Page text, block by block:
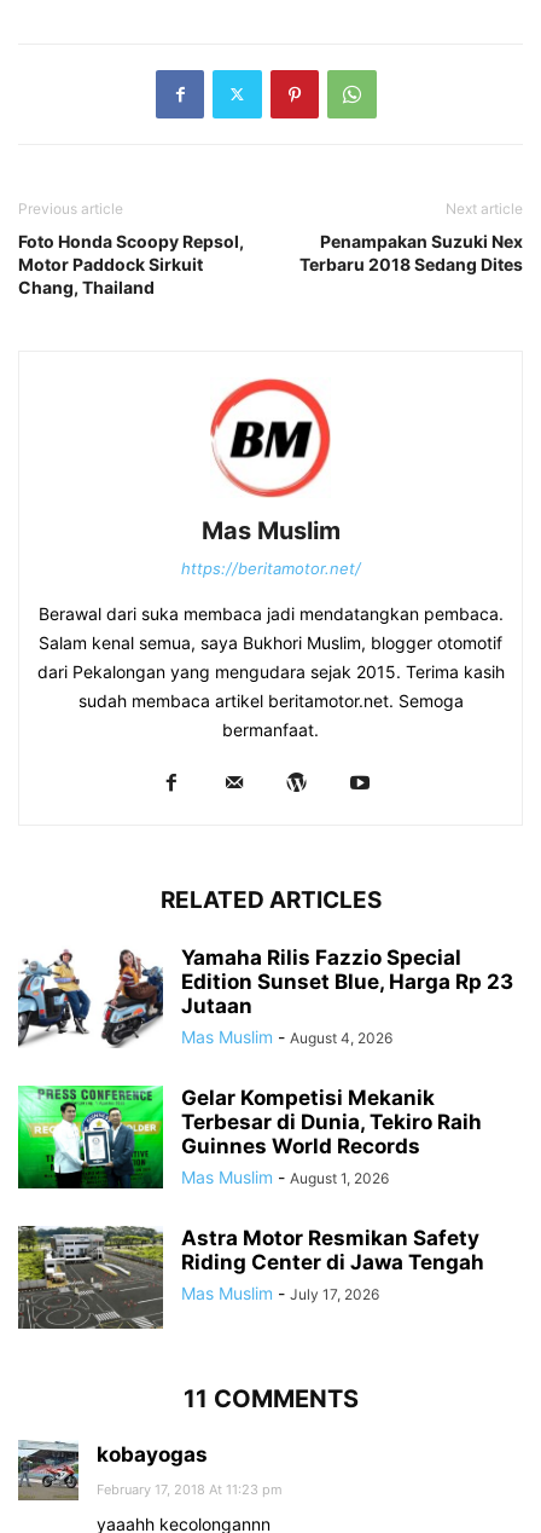
Previous article
Foto Honda Scoopy Repsol,
Motor Paddock Sirkuit
Chang, Thailand
Next article
Penampakan Suzuki Nex
Terbaru 2018 Sedang Dites
Mas Muslim
https://beritamotor.net/
Berawal dari suka membaca jadi mendatangkan pembaca.
Salam kenal semua, saya Bukhori Muslim, blogger otomotif
dari Pekalongan yang mengudara sejak 2015. Terima kasih
sudah membaca artikel beritamotor.net. Semoga
bermanfaat.
RELATED ARTICLES
Yamaha Rilis Fazzio Special
Edition Sunset Blue, Harga Rp 23
Jutaan
Mas Muslim - August 4, 2026
Gelar Kompetisi Mekanik
Terbesar di Dunia, Tekiro Raih
Guinnes World Records
Mas Muslim - August 1, 2026
Astra Motor Resmikan Safety
Riding Center di Jawa Tengah
Mas Muslim - July 17, 2026
11 COMMENTS
kobayogas
February 17, 2018 At 11:23 pm
yaaahh kecolongannn